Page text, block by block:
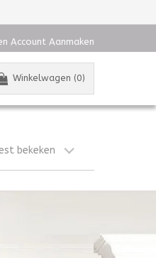
Account Aanmaken
Winkelwagen (0)
bekeken